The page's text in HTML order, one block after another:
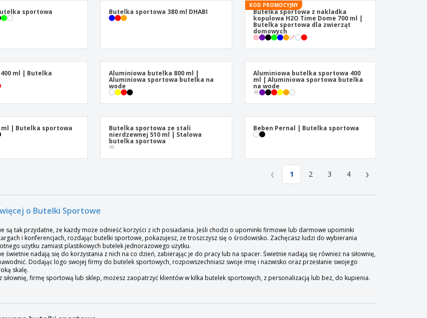
sportowa Butelka sportowa 380 ml DHABI
KOD PROMOCYJNY
Butelka sportowa z nakladka
kopulowa H2O Time Dome 700 ml |
Butelka sportowa dla zwierząt
domowych
ml | Butelka Aluminiowa butelka 800 ml |
Aluminiowa sportowa butelka na
wode
Aluminiowa butelka sportowa 400
ml | Aluminiowa sportowa butelka
na wode
ml | Butelka sportowa Butelka sportowa ze stali
nierdzewnej 510 ml | Stalowa
butelka sportowa
Beben Pernal | Butelka sportowa
‹ 1 2 3 4 ›
o Butelki Sportowe
są tak przydatne, że każdy może odnieść korzyści z ich posiadania. Jeśli chodzi o upominki firmowe lub darmowe upominki
i konferencjach, rozdając butelki sportowe, pokazujesz, że troszczysz się o środowisko. Zachęcasz ludzi do wybierania
użytku zamiast plastikowych butelek jednorazowego użytku.
świetnie nadają się do korzystania z nich na co dzień, zabierając je do pracy lub na spacer. Świetnie nadają się również na siłownię,
Dodając logo swojej firmy do butelek sportowych, rozpowszechniasz swoje imię i nazwisko oraz przesłanie swojego
skalę.
siłownię, firmę sportową lub sklep, możesz zaopatrzyć klientów w kilka butelek sportowych, z personalizacją lub bez, do kupienia.